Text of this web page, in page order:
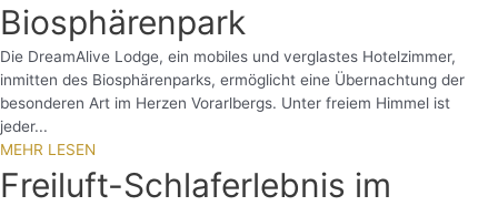
Biosphärenpark
Die DreamAlive Lodge, ein mobiles und verglastes Hotelzimmer,
inmitten des Biosphärenparks, ermöglicht eine Übernachtung der
besonderen Art im Herzen Vorarlbergs. Unter freiem Himmel ist
jeder...
MEHR LESEN
Freiluft-Schlaferlebnis im